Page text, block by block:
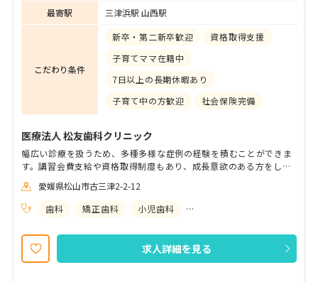
最寄駅
三津浜駅 山西駅
こだわり条件
新卒・第二新卒歓迎
資格取得支援
子育てママ在籍中
7日以上の長期休暇あり
子育て中の方歓迎
社会保険完備
医療法人 松友歯科クリニック
幅広い診療を扱うため、多種多様な症例の経験を積むことができま
す。講習会費支給や資格取得制度もあり、成長意欲のある方をしっ
遇を用意しておりますので、安心して長く勤められる環境です。夏
季・冬季休暇のほかに、１週間の休暇が取得でき、ワークライフバ
ランスを保ちながら無理なく働くことが可能です。現在４名のドク
ターを含め、適切な指導担当歯科医師・歯科衛生士が丁寧に指導し
ますのでご安心ください。18時終業ですのでプライベートも充実で
愛媛県松山市古三津2-2-12
歯科
矯正歯科 小児歯科
求人詳細を見る